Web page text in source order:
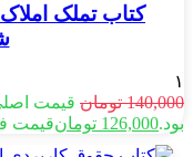
کتاب تملک
۱
140,000 تومان
بود.126,000 تومانقیمت فعلی